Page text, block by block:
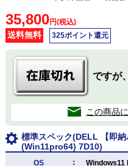
35,800円(税込)
送料無料 325ポイント還元
ですが、
この商品
標準スペック(DELL 【即
(Win11pro64) 7D10)
OS ： Windows11